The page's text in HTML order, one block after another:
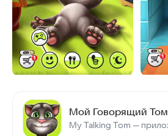
Мой Говорящий Том